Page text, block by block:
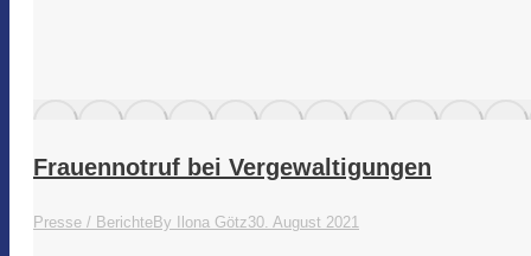
Frauennotruf bei Vergewaltigungen
Presse / BerichteBy Ilona Götz30. August 2021